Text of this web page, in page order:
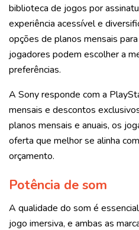
biblioteca de jogos por
experiência acessível e
opções de planos mensais
jogadores podem escolher a
preferências.
A Sony responde com a
mensais e descontos
planos mensais e anuais, os
oferta que melhor se alinha
orçamento.
Potência de som
A qualidade do som é
jogo imersiva, e ambas as